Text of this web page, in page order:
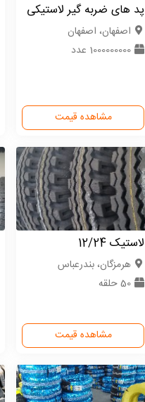
پد های ضربه گیر لاستیکی
اصفهان، اصفهان
1000000000 عدد
مشاهده قیمت
لاستیک 12/24
هرمزگان، بندرعباس
50 حلقه
مشاهده قیمت